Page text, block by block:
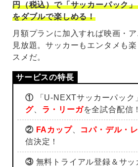
円（税込）で「サッカーパック
をダブルで楽しめる！
月額プランに加入すれば映画・
見放題。サッカーもエンタメも
スメだ。
①「U-NEXTサッカーパック
グ、 ラ・リーガを全試合配信！
② FAカップ、 コパ・デル・
信決定！
③無料トライアル登録＆サッ